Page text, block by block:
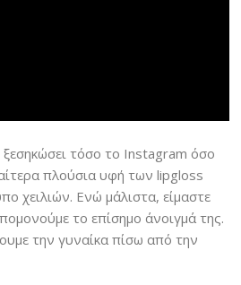
ξεσηκώσει τόσο το Instagram όσο
πλούσια υφή των lipgloss
χειλιών. Ενώ μάλιστα, είμαστε
το επίσημο άνοιγμά της.
την γυναίκα πίσω από την